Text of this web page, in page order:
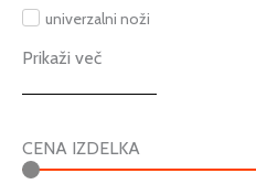
univerzalni noži
Prikaži več
CENA IZDELKA